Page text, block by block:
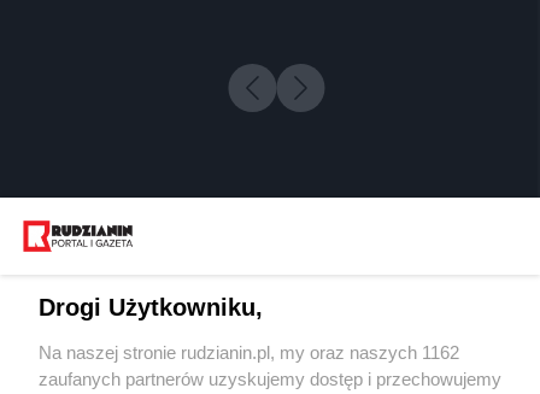
Wydawca mediów
Drogi Użytkowniku,
Na naszej stronie rudzianin.pl, my oraz naszych 1162
zaufanych partnerów uzyskujemy dostęp i przechowujemy